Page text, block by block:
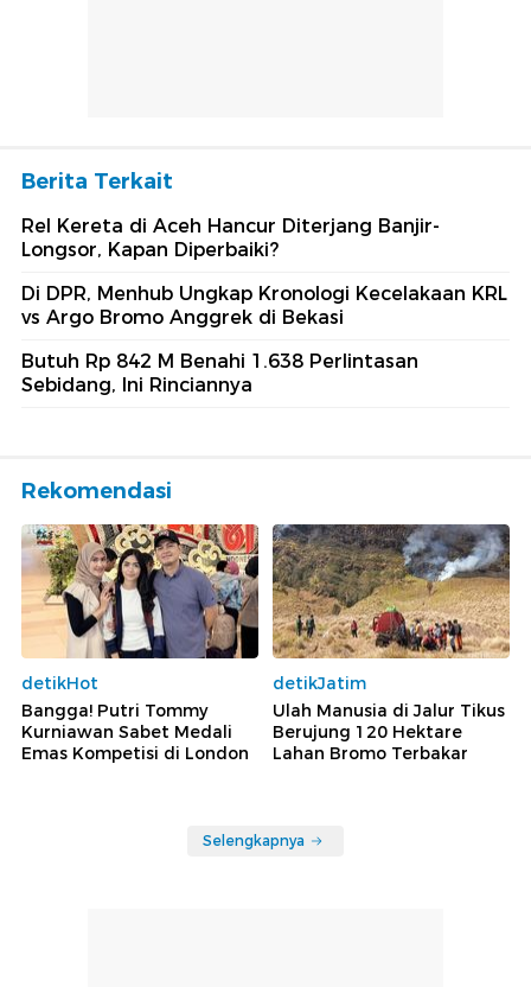
Berita Terkait
Rel Kereta di Aceh Hancur Diterjang Banjir-
Longsor, Kapan Diperbaiki?
Di DPR, Menhub Ungkap Kronologi Kecelakaan KRL
vs Argo Bromo Anggrek di Bekasi
Butuh Rp 842 M Benahi 1.638 Perlintasan
Sebidang, Ini Rinciannya
Rekomendasi
detikHot
Bangga! Putri Tommy
Kurniawan Sabet Medali
Emas Kompetisi di London
detikJatim
Ulah Manusia di Jalur Tikus
Berujung 120 Hektare
Lahan Bromo Terbakar
Selengkapnya